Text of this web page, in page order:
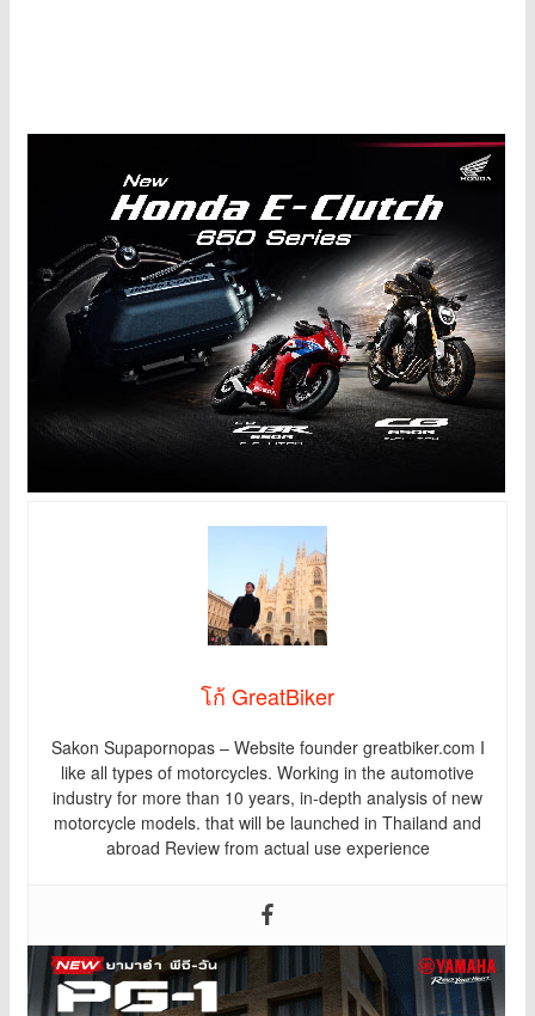
โก้ GreatBiker
Sakon Supapornopas – Website founder greatbiker.com I
like all types of motorcycles. Working in the automotive
industry for more than 10 years, in-depth analysis of new
motorcycle models. that will be launched in Thailand and
abroad Review from actual use experience